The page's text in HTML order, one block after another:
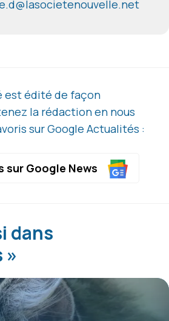
est édité de façon
la rédaction en nous
sur Google Actualités :
sur Google News
dans
»